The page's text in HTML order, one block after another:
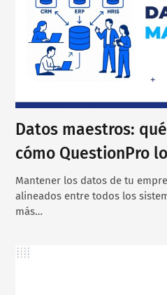
Datos maestros:
cómo QuestionPro
Mantener los datos de tu
alineados entre todos los
más…